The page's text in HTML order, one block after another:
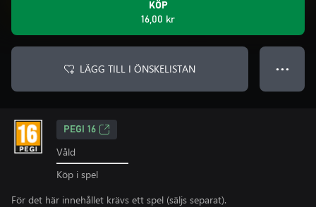
KÖP
16,00 kr
LÄGG TILL I ÖNSKELISTAN ● ● ●
PEGI 16
Våld
Köp i spel
För det här innehållet krävs ett spel (säljs separat).